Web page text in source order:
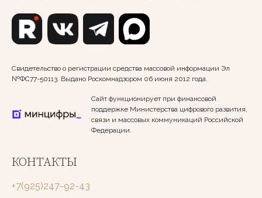
Свидетельство о регистрации средства массовой информации Эл
№ФС77-50113. Выдано Роскомнадзором 06 июня 2012 года.
Сайт функционирует при финансовой
поддержке Министерства цифрового развития,
связи и массовых коммуникаций Российской
Федерации.
КОНТАКТЫ
+7(925)247-92-43